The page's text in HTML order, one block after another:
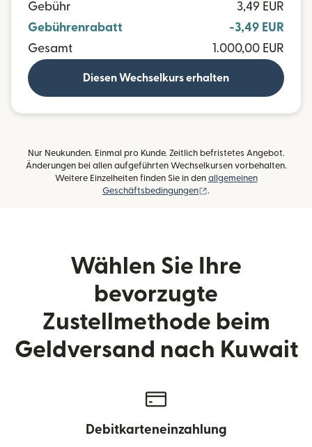
Gebühr
3,49 EUR
Gebührenrabatt
-3,49 EUR
Gesamt
1.000,00 EUR
Diesen Wechselkurs erhalten
Nur Neukunden. Einmal pro Kunde. Zeitlich befristetes Angebot.
Änderungen bei allen aufgeführten Wechselkursen vorbehalten.
Weitere Einzelheiten finden Sie in den allgemeinen
Geschäftsbedingungen
.
Wählen Sie Ihre
bevorzugte
Zustellmethode beim
Geldversand nach Kuwait
Debitkarteneinzahlung